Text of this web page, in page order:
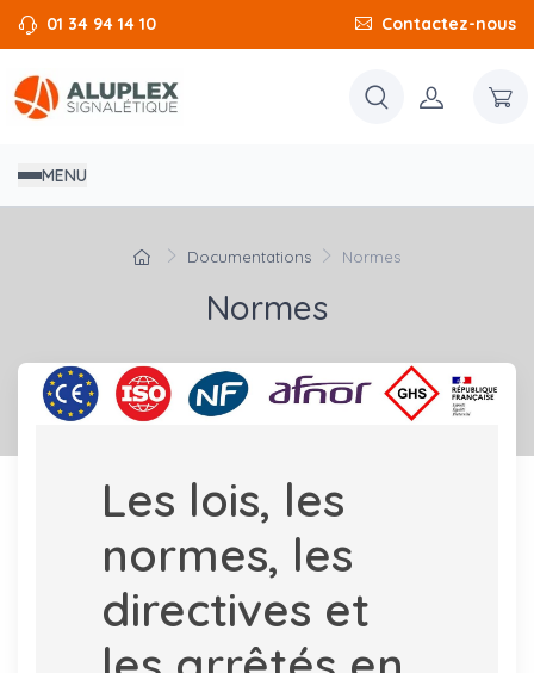
01 34 94 14 10 Contactez-nous
MENU
Documentations Normes
Normes
Les lois, les
normes, les
directives et